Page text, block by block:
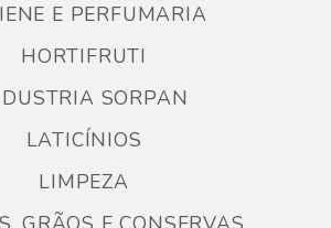
E PERFUMARIA
HORTIFRUTI
SORPAN
LATICÍNIOS
LIMPEZA